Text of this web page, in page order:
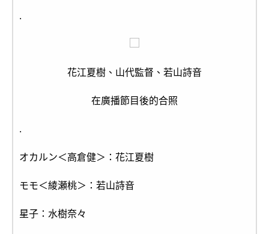
.
花江夏樹、山代監督、若山詩音
在廣播節目後的合照
.
オカルン＜高倉健＞：花江夏樹
モモ＜綾瀬桃＞：若山詩音
星子：水樹奈々